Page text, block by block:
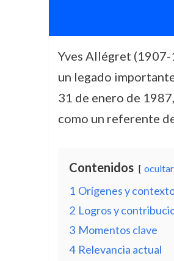
Yves Allégret
un legado
31 de enero de
como un referente
Contenidos ocultar
1 Orígenes y
2 Logros y
3 Momentos clave
4 Relevancia actual